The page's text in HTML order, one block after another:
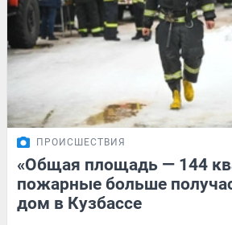
ПРОИСШЕСТВИЯ
«Общая площадь — 144
пожарные больше
дом в Кузбассе